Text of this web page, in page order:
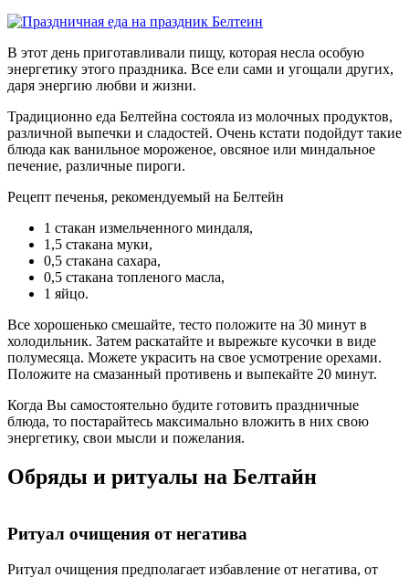
В этот день приготавливали пищу, которая несла особую
энергетику этого праздника. Все ели сами и угощали других,
даря энергию любви и жизни.
Традиционно еда Белтейна состояла из молочных продуктов,
различной выпечки и сладостей. Очень кстати подойдут такие
блюда как ванильное мороженое, овсяное или миндальное
печение, различные пироги.
Рецепт печенья, рекомендуемый на Белтейн
1 стакан измельченного миндаля,
1,5 стакана муки,
0,5 стакана сахара,
0,5 стакана топленого масла,
1 яйцо.
Все хорошенько смешайте, тесто положите на 30 минут в
холодильник. Затем раскатайте и вырежьте кусочки в виде
полумесяца. Можете украсить на свое усмотрение орехами.
Положи­те на смазанный противень и выпекайте 20 минут.
Когда Вы самостоятельно будите готовить праздничные
блюда, то постарайтесь максимально вложить в них свою
энергетику, свои мысли и пожелания.
Обряды и ритуалы на Белтайн
Ритуал очищения от негатива
Ритуал очищения предполагает избавление от негатива, от